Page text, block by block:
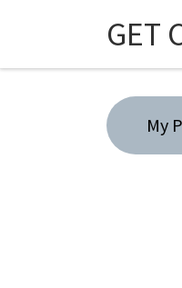
Skip to contentGET
My